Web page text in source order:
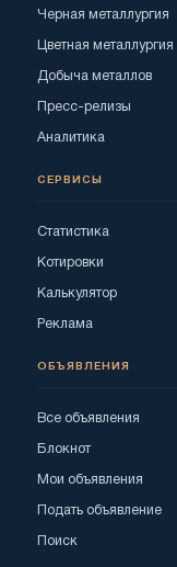
Черная металлургия
Цветная металлургия
Добыча металлов
Пресс-релизы
Аналитика
СЕРВИСЫ
Статистика
Котировки
Калькулятор
Реклама
ОБЪЯВЛЕНИЯ
Все объявления
Блокнот
Мои объявления
Подать объявление
Поиск